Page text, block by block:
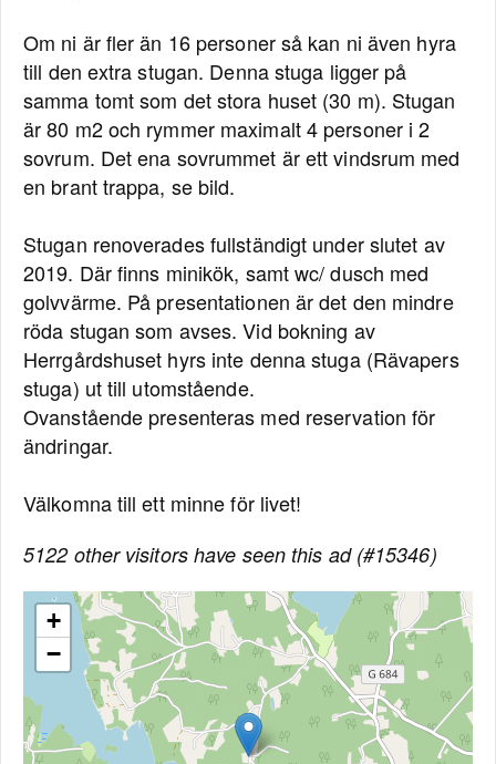
Om ni är fler än 16 personer så kan ni även hyra
till den extra stugan. Denna stuga ligger på
samma tomt som det stora huset (30 m). Stugan
är 80 m2 och rymmer maximalt 4 personer i 2
sovrum. Det ena sovrummet är ett vindsrum med
en brant trappa, se bild.
Stugan renoverades fullständigt under slutet av
2019. Där finns minikök, samt wc/ dusch med
golvvärme. På presentationen är det den mindre
röda stugan som avses. Vid bokning av
Herrgårdshuset hyrs inte denna stuga (Rävapers
stuga) ut till utomstående.
Ovanstående presenteras med reservation för
ändringar.
Välkomna till ett minne för livet!
5122 other visitors have seen this ad (#15346)
+
−